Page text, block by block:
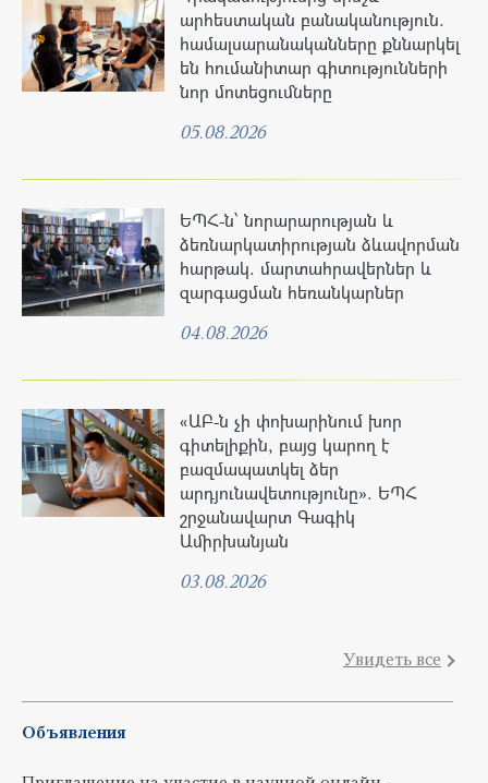
արհեստական բանականություն.
համալսարանականները քննարկել
են հումանիտար գիտությունների
նոր մոտեցումները
05.08.2026
ԵՊՀ-ն՝ նորարարության և
ձեռնարկատիրության ձևավորման
հարթակ. մարտահրավերներ և
զարգացման հեռանկարներ
04.08.2026
«ԱԲ-ն չի փոխարինում խոր
գիտելիքին, բայց կարող է
բազմապատկել ձեր
արդյունավետությունը». ԵՊՀ
շրջանավարտ Գագիկ
Ամիրխանյան
03.08.2026
Увидеть все
Объявления